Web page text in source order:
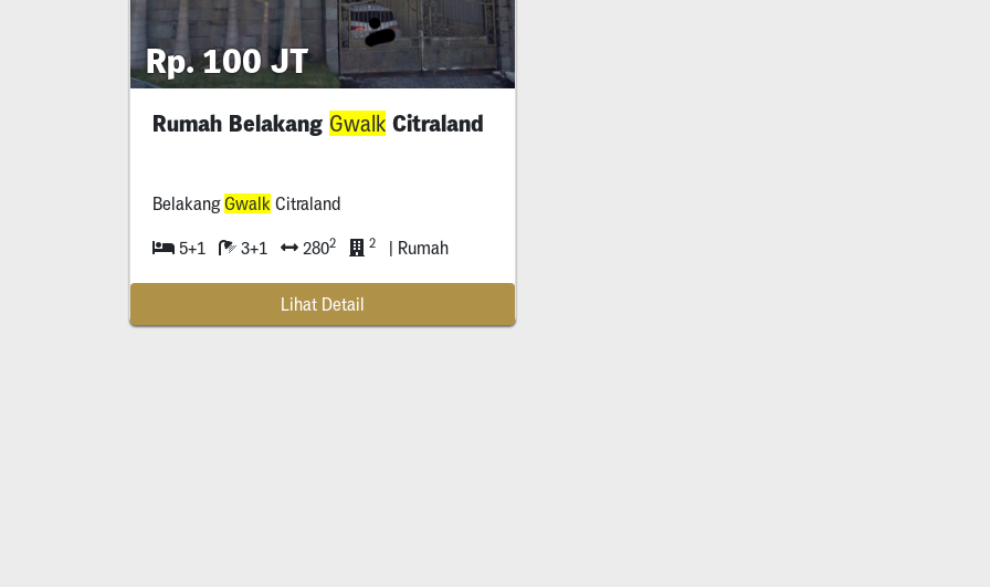
Rp. 100 JT
Rumah Belakang Gwalk Citraland
BelakangGwalk Citraland
5+1 3+1 2802 2 | Rumah
Lihat Detail